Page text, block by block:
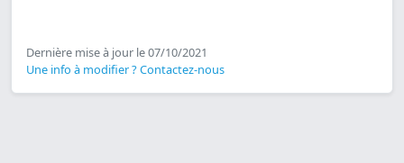
Dernière mise à jour le 07/10/2021
Une info à modifier ? Contactez-nous